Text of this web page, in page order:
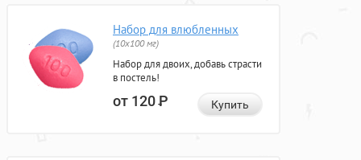
Набор для влюбленных
(10х100 мг)
Набор для двоих, добавь страсти
в постель!
от 120Р Купить